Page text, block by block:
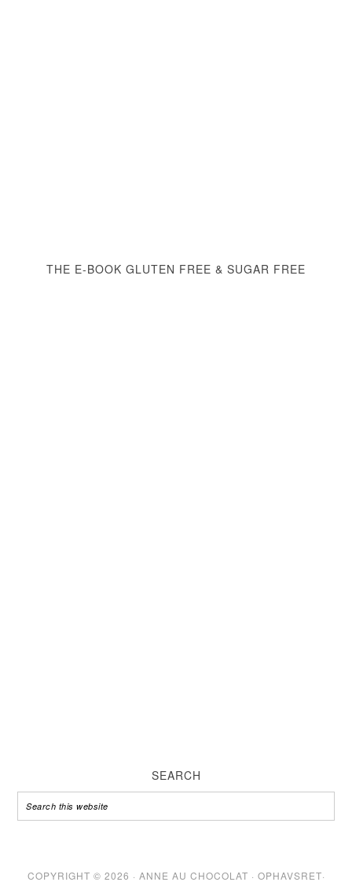
THE E-BOOK GLUTEN FREE & SUGAR FREE
SEARCH
COPYRIGHT © 2026 · ANNE AU CHOCOLAT · OPHAVSRET·